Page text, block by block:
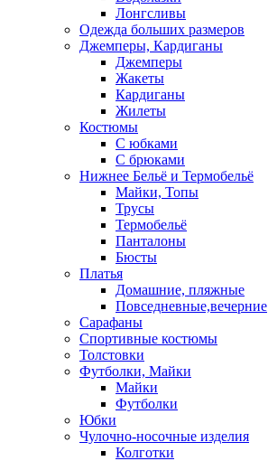
Лонгсливы
Одежда больших размеров
Джемперы, Кардиганы
Джемперы
Жакеты
Кардиганы
Жилеты
Костюмы
С юбками
С брюками
Нижнее Бельё и Термобельё
Майки, Топы
Трусы
Термобельё
Панталоны
Бюсты
Платья
Домашние, пляжные
Повседневные,вечерние
Сарафаны
Спортивные костюмы
Толстовки
Футболки, Майки
Майки
Футболки
Юбки
Чулочно-носочные изделия
Колготки